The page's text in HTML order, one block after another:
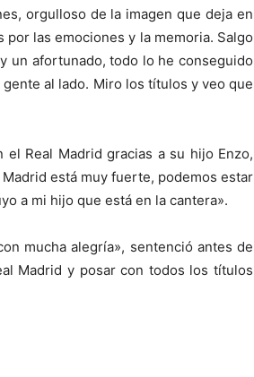
orgulloso de la imagen que deja en
las emociones y la memoria. Salgo
un afortunado, todo lo he conseguido
al lado. Miro los títulos y veo que
Real Madrid gracias a su hijo Enzo,
está muy fuerte, podemos estar
a mi hijo que está en la cantera».
mucha alegría», sentenció antes de
Madrid y posar con todos los títulos